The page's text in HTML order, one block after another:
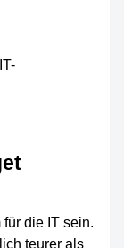
die IT sein.
teurer als